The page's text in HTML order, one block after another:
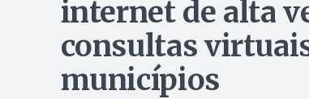
internet de alta
consultas
municípios